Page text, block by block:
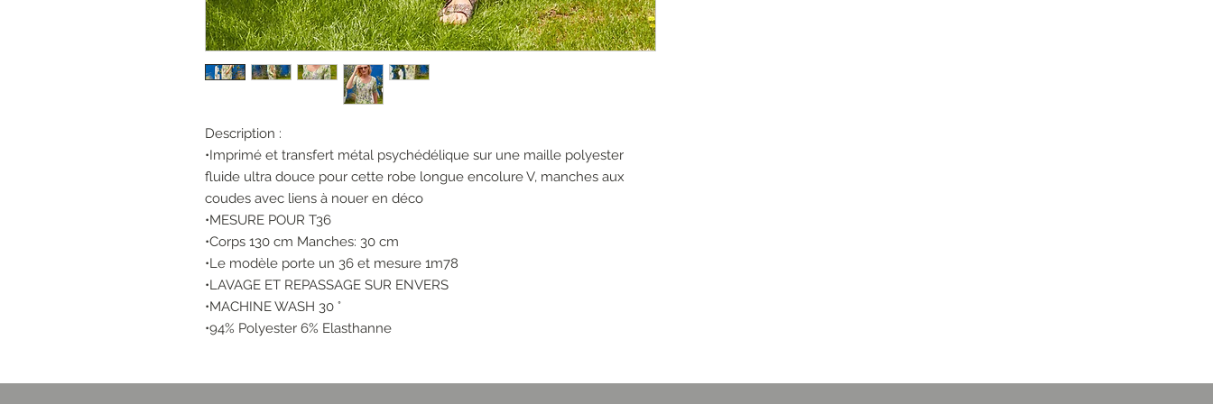
Description :
•Imprimé et transfert métal psychédélique sur une maille polyester
fluide ultra douce pour cette robe longue encolure V, manches aux
coudes avec liens à nouer en déco
•MESURE POUR T36
•Corps 130 cm Manches: 30 cm
•Le modèle porte un 36 et mesure 1m78
•LAVAGE ET REPASSAGE SUR ENVERS
•MACHINE WASH 30 °
•94% Polyester 6% Elasthanne